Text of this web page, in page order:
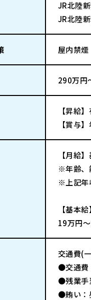
JR北陸
JR北陸
屋内禁煙
290万円
【昇給
【賞与
【月給
※年齢、
※上記年
【基本給】
19万円
交通費(
●交通費
●残業手
●賄い：